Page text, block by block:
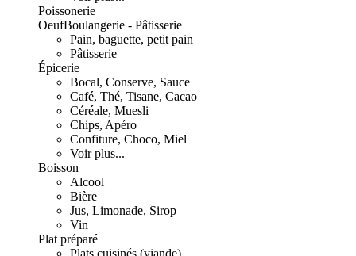
Poissonerie
OeufBoulangerie - Pâtisserie
Pain, baguette, petit pain
Pâtisserie
Épicerie
Bocal, Conserve, Sauce
Café, Thé, Tisane, Cacao
Céréale, Muesli
Chips, Apéro
Confiture, Choco, Miel
Voir plus...
Boisson
Alcool
Bière
Jus, Limonade, Sirop
Vin
Plat préparé
Plats cuisinés (viande)